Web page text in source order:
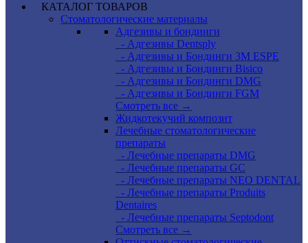
КАТАЛОГ ТОВАРОВ
Стоматологические материалы
Адгезивы и бондинги
- Адгезивы Dentsply
- Адгезивы и Бондинги 3M ESPE
- Адгезивы и Бондинги Bisico
- Адгезивы и Бондинги DMG
- Адгезивы и Бондинги FGM
Смотреть все →
Жидкотекучий композит
Лечебные стоматологические
препараты
- Лечебные препараты DMG
- Лечебные препараты GC
- Лечебные препараты NEO DENTAL
- Лечебные препараты Produits
Dentaires
- Лечебные препараты Septodont
Смотреть все →